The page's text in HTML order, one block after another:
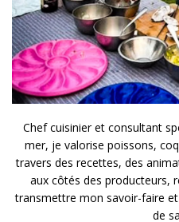
Chef cuisinier et consultant
mer, je valorise poissons,
travers des recettes, des
aux côtés des producteurs,
transmettre mon savoir-faire
de